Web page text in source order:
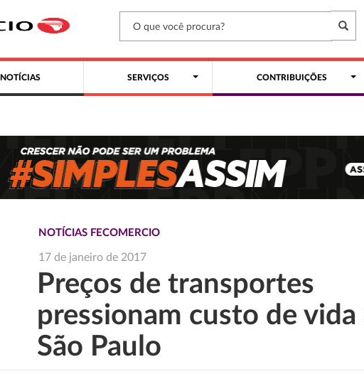
NOTÍCIAS SERVIÇOS CONTRIBUIÇÕES
NOTÍCIAS FECOMERCIO
17 de janeiro de 2017
Preços de transportes
pressionam custo de vida
São Paulo